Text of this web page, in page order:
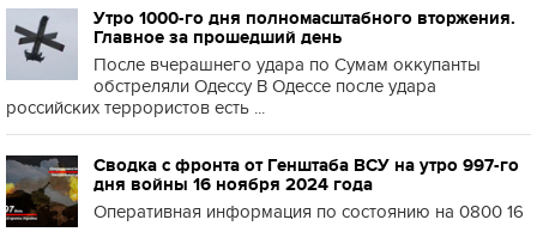
Утро 1000-го дня полномасштабного вторжения.
Главное за прошедший день
После вчерашнего удара по Сумам оккупанты
обстреляли Одессу В Одессе после удара
российских террористов есть ...
Сводка с фронта от Генштаба ВСУ на утро 997-го
дня войны 16 ноября 2024 года
Оперативная информация по состоянию на 0800 16